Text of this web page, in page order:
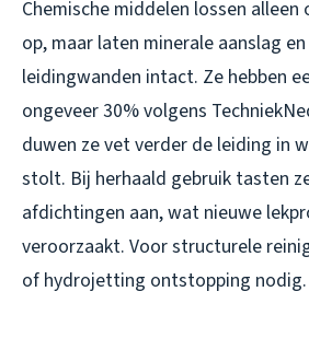
Chemische middelen lossen
op, maar laten minerale aanslag
leidingwanden intact. Ze hebben
ongeveer 30% volgens
duwen ze vet verder de leiding in
stolt. Bij herhaald gebruik tasten
afdichtingen aan, wat nieuwe
veroorzaakt. Voor structurele
of hydrojetting ontstopping nodig.